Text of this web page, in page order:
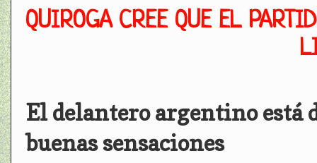
QUIROGA CREE QUE EL
El delantero argentino está
buenas sensaciones